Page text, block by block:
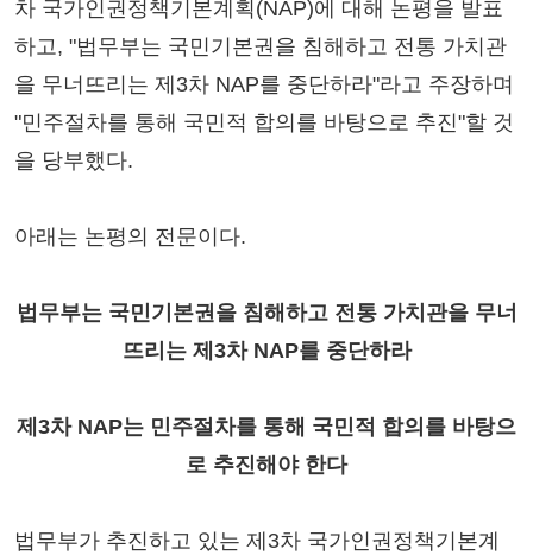
차 국가인권정책기본계획(NAP)에 대해 논평을 발표
하고, "법무부는 국민기본권을 침해하고 전통 가치관
을 무너뜨리는 제3차 NAP를 중단하라"라고 주장하며
"민주절차를 통해 국민적 합의를 바탕으로 추진"할 것
을 당부했다.
아래는 논평의 전문이다.
법무부는 국민기본권을 침해하고 전통 가치관을 무너
뜨리는 제3차 NAP를 중단하라
제3차 NAP는 민주절차를 통해 국민적 합의를 바탕으
로 추진해야 한다
법무부가 추진하고 있는 제3차 국가인권정책기본계